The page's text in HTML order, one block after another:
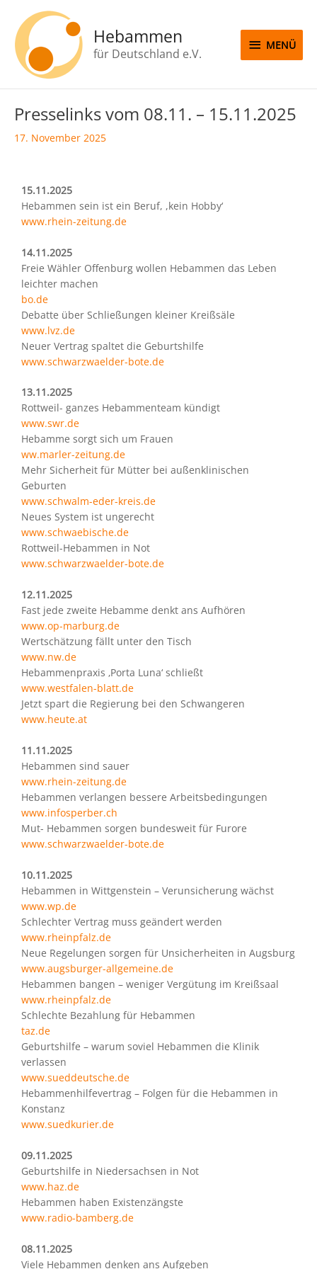
Inhalt
springen
Hebammen
für Deutschland e.V.
MENÜ
Presselinks vom 08.11. – 15.11.2025
17. November 2025
15.11.2025
Hebammen sein ist ein Beruf, ,kein Hobby‘
www.rhein-zeitung.de
14.11.2025
Freie Wähler Offenburg wollen Hebammen das Leben
leichter machen
bo.de
Debatte über Schließungen kleiner Kreißsäle
www.lvz.de
Neuer Vertrag spaltet die Geburtshilfe
www.schwarzwaelder-bote.de
13.11.2025
Rottweil- ganzes Hebammenteam kündigt
www.swr.de
Hebamme sorgt sich um Frauen
ww.marler-zeitung.de
Mehr Sicherheit für Mütter bei außenklinischen
Geburten
www.schwalm-eder-kreis.de
Neues System ist ungerecht
www.schwaebische.de
Rottweil-Hebammen in Not
www.schwarzwaelder-bote.de
12.11.2025
Fast jede zweite Hebamme denkt ans Aufhören
www.op-marburg.de
Wertschätzung fällt unter den Tisch
www.nw.de
Hebammenpraxis ‚Porta Luna‘ schließt
www.westfalen-blatt.de
Jetzt spart die Regierung bei den Schwangeren
www.heute.at
11.11.2025
Hebammen sind sauer
www.rhein-zeitung.de
Hebammen verlangen bessere Arbeitsbedingungen
www.infosperber.ch
Mut- Hebammen sorgen bundesweit für Furore
www.schwarzwaelder-bote.de
10.11.2025
Hebammen in Wittgenstein – Verunsicherung wächst
www.wp.de
Schlechter Vertrag muss geändert werden
www.rheinpfalz.de
Neue Regelungen sorgen für Unsicherheiten in Augsburg
www.augsburger-allgemeine.de
Hebammen bangen – weniger Vergütung im Kreißsaal
www.rheinpfalz.de
Schlechte Bezahlung für Hebammen
taz.de
Geburtshilfe – warum soviel Hebammen die Klinik
verlassen
www.sueddeutsche.de
Hebammenhilfevertrag – Folgen für die Hebammen in
Konstanz
www.suedkurier.de
09.11.2025
Geburtshilfe in Niedersachsen in Not
www.haz.de
Hebammen haben Existenzängste
www.radio-bamberg.de
08.11.2025
Viele Hebammen denken ans Aufgeben